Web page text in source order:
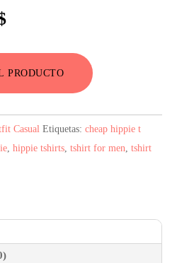
El
actual
es:
9,83$.
PRODUCTO
Casual Etiquetas: cheap hippie t
, hippie tshirts, tshirt for men, tshirt